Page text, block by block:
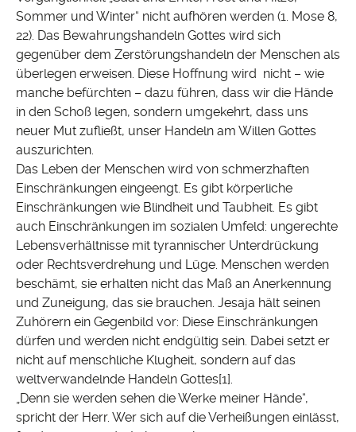
Sommer und Winter“ nicht aufhören werden (1. Mose 8,
22). Das Bewahrungshandeln Gottes wird sich
gegenüber dem Zerstörungshandeln der Menschen als
überlegen erweisen. Diese Hoffnung wird nicht – wie
manche befürchten – dazu führen, dass wir die Hände
in den Schoß legen, sondern umgekehrt, dass uns
neuer Mut zufließt, unser Handeln am Willen Gottes
auszurichten.
Das Leben der Menschen wird von schmerzhaften
Einschränkungen eingeengt. Es gibt körperliche
Einschränkungen wie Blindheit und Taubheit. Es gibt
auch Einschränkungen im sozialen Umfeld: ungerechte
Lebensverhältnisse mit tyrannischer Unterdrückung
oder Rechtsverdrehung und Lüge. Menschen werden
beschämt, sie erhalten nicht das Maß an Anerkennung
und Zuneigung, das sie brauchen. Jesaja hält seinen
Zuhörern ein Gegenbild vor: Diese Einschränkungen
dürfen und werden nicht endgültig sein. Dabei setzt er
nicht auf menschliche Klugheit, sondern auf das
weltverwandelnde Handeln Gottes[1].
„Denn sie werden sehen die Werke meiner Hände“,
spricht der Herr. Wer sich auf die Verheißungen einlässt,